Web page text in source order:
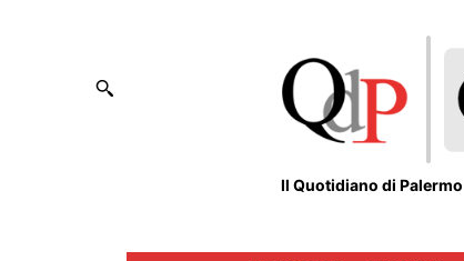
Il Quotidiano di Palermo